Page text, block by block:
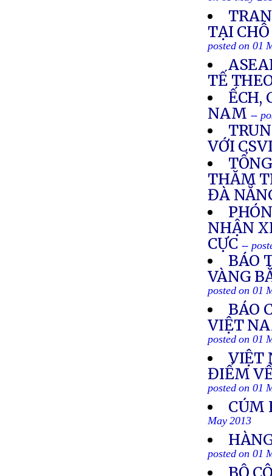
TẠI
posted on 01
TẾ
ẾCH,
NAM --
VỚI
THĂM
ĐÀ
NHẬN
CỰC --
BÁO
VÀNG
posted on 01
BÁO
VIỆT
posted on 01
VIỆT
ĐIỂM
posted on 01
CÚM
May 2013
posted on 01